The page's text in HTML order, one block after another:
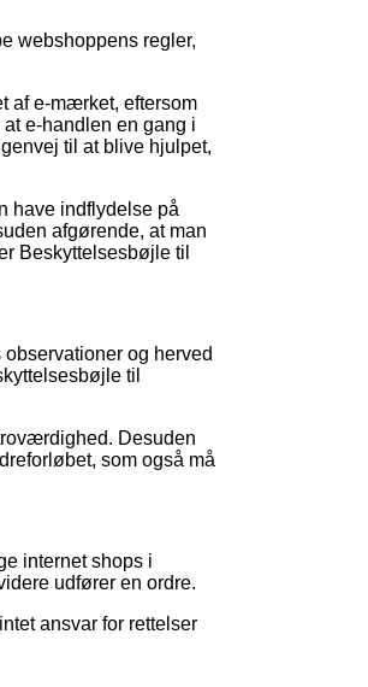
webshoppens regler,
af e-mærket, eftersom
e-handlen en gang i
til at blive hjulpet,
have indflydelse på
afgørende, at man
Beskyttelsesbøjle til
og herved
til
Desuden
som også må
internet shops i
udfører en ordre.
ansvar for rettelser